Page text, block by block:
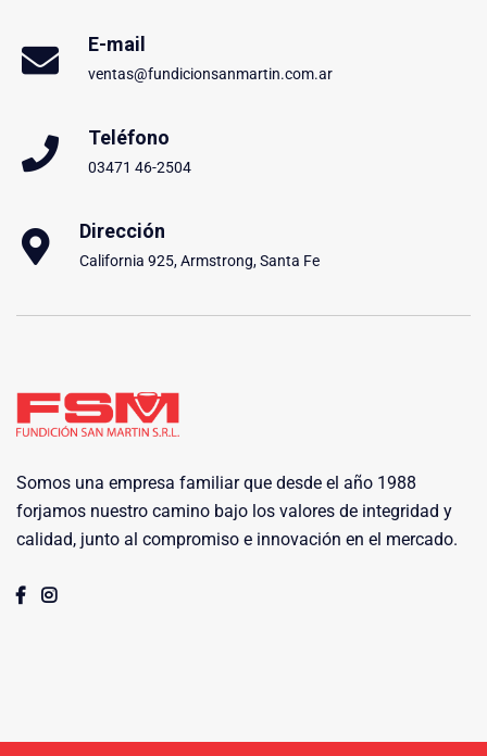
E-mail
ventas@fundicionsanmartin.com.ar
Teléfono
03471 46-2504
Dirección
California 925, Armstrong, Santa Fe
Somos una empresa familiar que desde el año 1988
forjamos nuestro camino bajo los valores de integridad y
calidad, junto al compromiso e innovación en el mercado.